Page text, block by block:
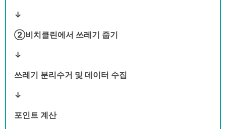
↓
②비치클린에서 쓰레기 줍기
↓
쓰레기 분리수거 및 데이터 수집
↓
포인트 계산